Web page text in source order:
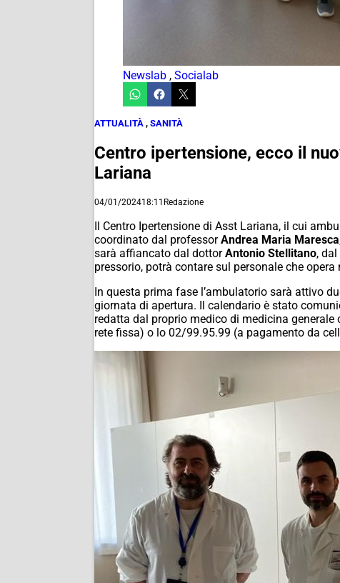
Newslab , Socialab
ATTUALITÀ , SANITÀ
Centro ipertensione, ecco il
Lariana
04/01/202418:11 Redazione
Il Centro Ipertensione di Asst Lariana, il cui
coordinato dal professorAndrea Maria Maresca
sarà affiancato dal dottorAntonio Stellitano,
pressorio, potrà contare sul personale che
In questa prima fase l’ambulatorio sarà attivo
giornata di apertura. Il calendario è stato
redatta dal proprio medico di medicina
rete fissa) o lo 02/99.95.99 (a pagamento da